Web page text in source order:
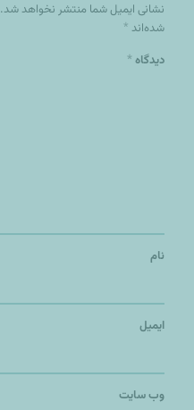
نشانی ایمیل شما منتشر نخواهد شد.
شده‌اند *
دیدگاه *
نام
ایمیل
وب‌ سایت